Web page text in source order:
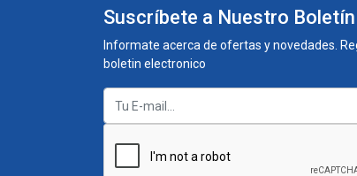
3228129646
ecomercial@soto.com.co